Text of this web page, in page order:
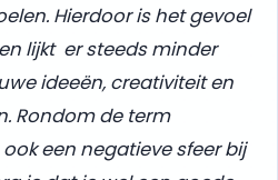
Hierdoor is het gevoel
lijkt er steeds minder
ideeën, creativiteit en
Rondom de term
een negatieve sfeer bij